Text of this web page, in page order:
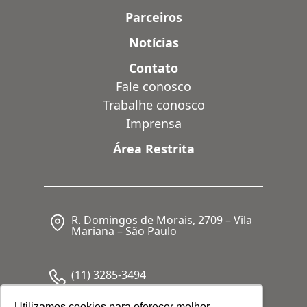
Parceiros
Notícias
Contato
Fale conosco
Trabalhe conosco
Imprensa
Área Restrita
R. Domingos de Morais, 2709 – Vila
Mariana – São Paulo
(11) 3285-3494